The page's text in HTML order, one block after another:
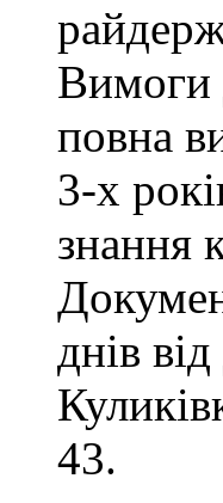
Вимоги
повна
3-х
знання
днів
43.